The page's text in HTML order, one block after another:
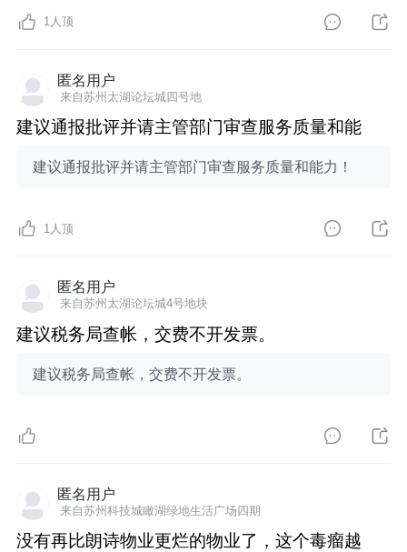
1人顶
匿名用户
来自苏州太湖论坛城四号地
建议通报批评并请主管部门审查服务质量和能
建议通报批评并请主管部门审查服务质量和能力！
1 人顶
匿名用户
来自苏州太湖论坛城4号地块
建议税务局查帐，交费不开发票。
建议税务局查帐，交费不开发票。
匿名用户
来自苏州科技城瞰湖绿地生活广场四期
没有再比朗诗物业更烂的物业了，这个毒瘤越